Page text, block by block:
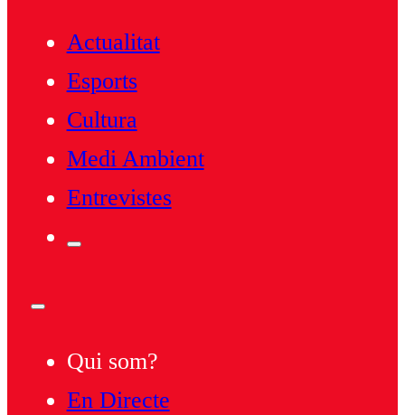
Actualitat
Esports
Cultura
Medi Ambient
Entrevistes
Qui som?
En Directe